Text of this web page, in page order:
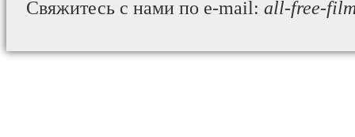
Свяжитесь с нами по e-mail: all-free-